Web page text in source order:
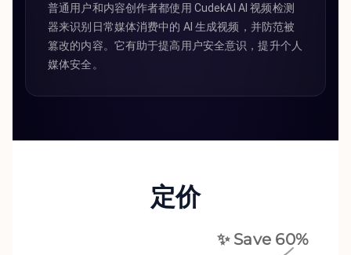
普通用户和内容创作者都使用 CudekAI AI 视频检测
器来识别日常媒体消费中的 AI 生成视频，并防范被
篡改的内容。它有助于提高用户安全意识，提升个人
媒体安全。
定价
✨ Save 60%